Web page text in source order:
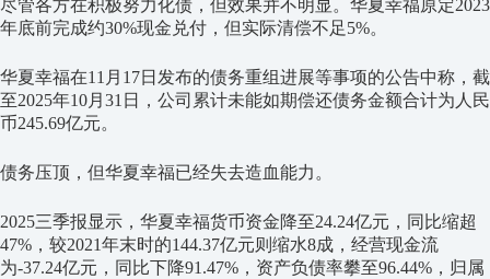
尽管各方在积极努力化债，但效果并不明显。华夏幸福原定2023
年底前完成约30%现金兑付，但实际清偿不足5%。
华夏幸福在11月17日发布的债务重组进展等事项的公告中称，截
至2025年10月31日，公司累计未能如期偿还债务金额合计为人民
币245.69亿元。
债务压顶，但华夏幸福已经失去造血能力。
2025三季报显示，华夏幸福货币资金降至24.24亿元，同比缩超
47%，较2021年末时的144.37亿元则缩水8成，经营现金流
为-37.24亿元，同比下降91.47%，资产负债率攀至96.44%，归属